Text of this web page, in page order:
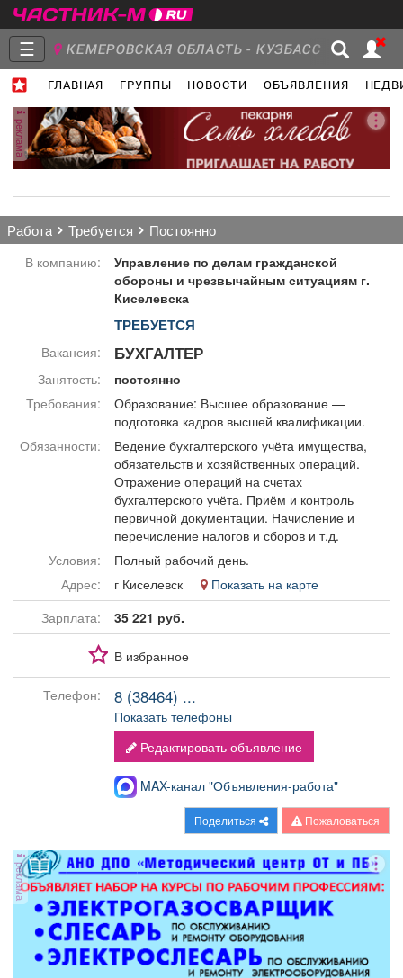
☰ КЕМЕРОВСКАЯ ОБЛАСТЬ - КУЗБАСС
ГЛАВНАЯ ГРУППЫ НОВОСТИ ОБЪЯВЛЕНИЯ
Главная
Группы Новости
Афиша Обучение Проекты
Поздравления Погода
ТВ программа Я - пенсионер
реклама
работа требуется постоянно
В компанию:
Управление по делам гражданской
обороны и чрезвычайным ситуациям г.
Киселевска
ТРЕБУЕТСЯ
Вакансия: БУХГАЛТЕР
Занятость:
постоянно
Требования:
Образование: Высшее образование —
подготовка кадров высшей квалификации.
Обязанности:
Ведение бухгалтерского учёта имущества,
обязательств и хозяйственных операций.
Отражение операций на счетах
бухгалтерского учёта. Приём и контроль
первичной документации. Начисление и
перечисление налогов и сборов и т.д.
Условия:
Полный рабочий день.
Адрес:
г Киселевск
Показать на карте
Зарплата:
35 221 руб.
В избранное
Телефон: 8 (38464) ...
Показать телефоны
Редактировать объявление
MAX-канал "Объявления-работа"
Поделиться Пожаловаться
реклама